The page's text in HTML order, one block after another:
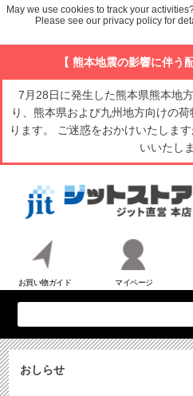
【 熊本地震の影響に伴う
7月28日に発生した熊本県熊本地
り、熊本県および九州地方向けの
ります。 ご迷惑をおかけいたしま
いいたし
お買い物ガイド マイページ
おしらせ
May we use cookies to track your
Please see our privacy policy for